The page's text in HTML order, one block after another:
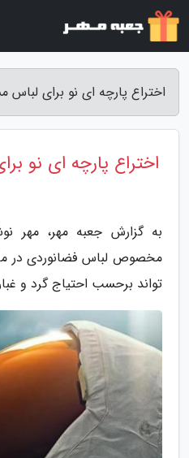
اختراع پارچه ای نو برای لباس
اختراع پارچه ای نو
به گزارش جعبه مهر، مهر
مخصوص لباس فضانوردی در
تواند برحسب احتیاج گرد و